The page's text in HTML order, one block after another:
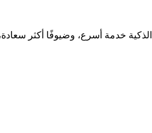
خدمة أسرع، وضيوفًا أكثر سعادة،